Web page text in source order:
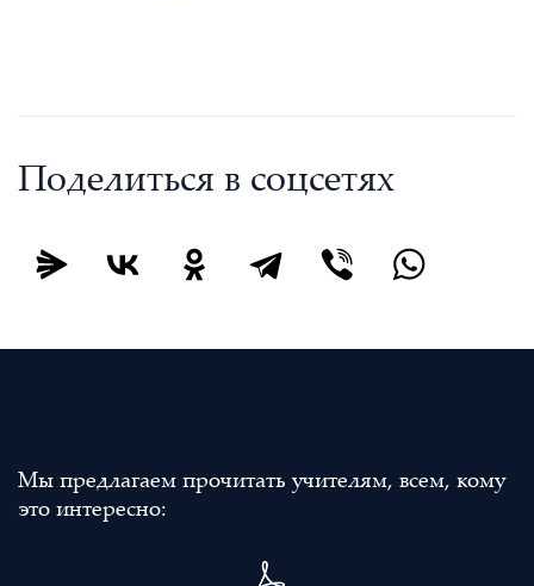
Поделиться в соцсетях
Мы предлагаем прочитать учителям, всем, кому
это интересно: